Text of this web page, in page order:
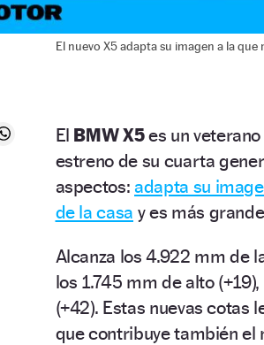
El nuevo X5 adapta su imagen a la
El BMW X5es un
estreno de su cuarta
aspectos:adapta su
de la casa y es más
Alcanza los 4.922 mm de
los 1.745 mm de alto
(+42). Estas nuevas cotas
que contribuye también el